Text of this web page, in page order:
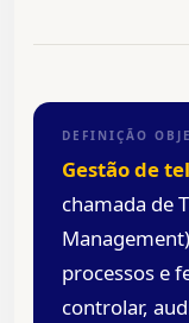
DEFINIÇÃO
Gestão de
chamada de
processos e
controlar,